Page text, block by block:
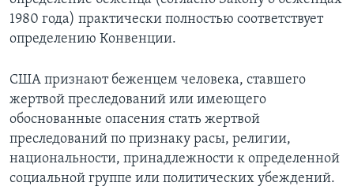
1980 года) практически полностью соответствует
определению Конвенции.
США признают беженцем человека, ставшего
жертвой преследований или имеющего
обоснованные опасения стать жертвой
преследований по признаку расы, религии,
национальности, принадлежности к определенной
социальной группе или политических убеждений.